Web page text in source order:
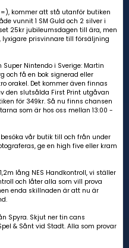
=), kommer att stå utanför butiken
vunnit 1 SM Guld och 2 silver i
25kr jubileumsdagen till ära, men
prisvinnare till försäljning
Nintendo i Sverige: Martin
och få en bok signerad eller
orakel. Det kommer även finnas
den slutsålda First Print utgåvan
för 349kr. Så nu finns chansen
som är hos oss mellan 13:00 -
vår butik till och från under
ge en high five eller kram
lång NES Handkontroll, vi ställer
och låter alla som vill prova
enda skillnaden är att nu är
Spyra. Skjut ner tin cans
& Sånt vid Stadt. Alla som provar